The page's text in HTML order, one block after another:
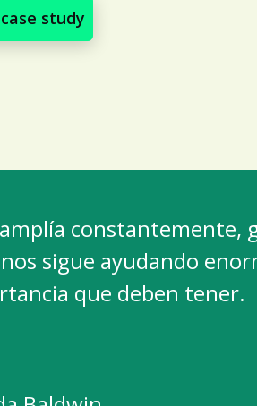
study
constantemente,
sigue ayudando
que deben tener.